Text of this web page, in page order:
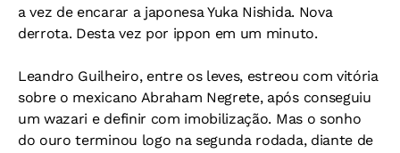
a vez de encarar a japonesa Yuka Nishida. Nova
derrota. Desta vez por ippon em um minuto.
Leandro Guilheiro, entre os leves, estreou com vitória
sobre o mexicano Abraham Negrete, após conseguiu
um wazari e definir com imobilização. Mas o sonho
do ouro terminou logo na segunda rodada, diante de